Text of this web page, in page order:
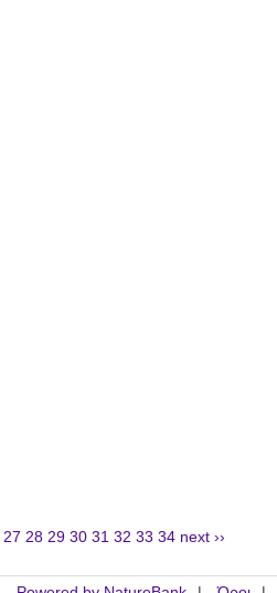
27 28 29 30 31 32 33 34 next ››